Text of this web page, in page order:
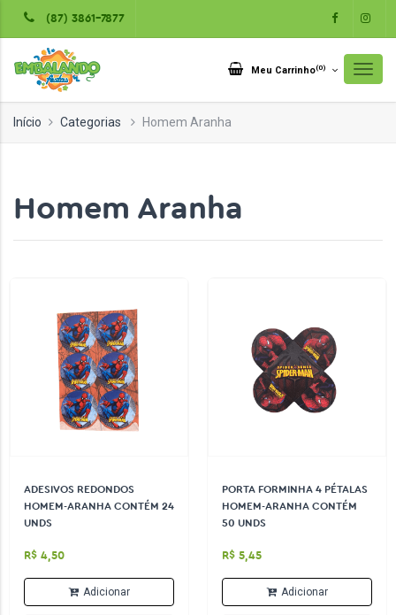
(87) 3861-7877
Meu Carrinho(0)
Início Categorias Homem Aranha
Homem Aranha
ADESIVOS REDONDOS
HOMEM-ARANHA CONTÉM 24
UNDS
R$ 4,50
Adicionar
PORTA FORMINHA 4 PÉTALAS
HOMEM-ARANHA CONTÉM
50 UNDS
R$ 5,45
Adicionar